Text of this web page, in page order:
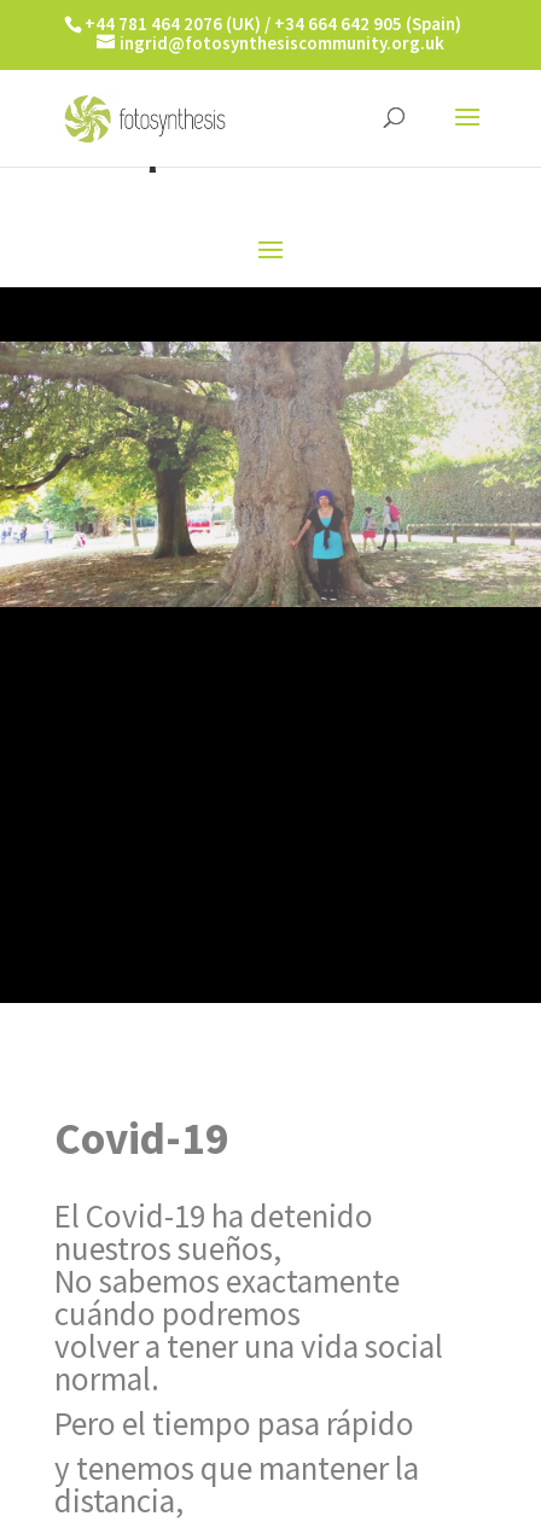
+44 781 464 2076 (UK) / +34 664 642 905 (Spain)
ingrid@fotosynthesiscommunity.org.uk
¡IMAGINA ESTO!
Covid-19
El Covid-19 ha detenido
nuestros sueños,
No sabemos exactamente
cuándo podremos
volver a tener una vida social
normal.
Pero el tiempo pasa rápido
y tenemos que mantener la
distancia,